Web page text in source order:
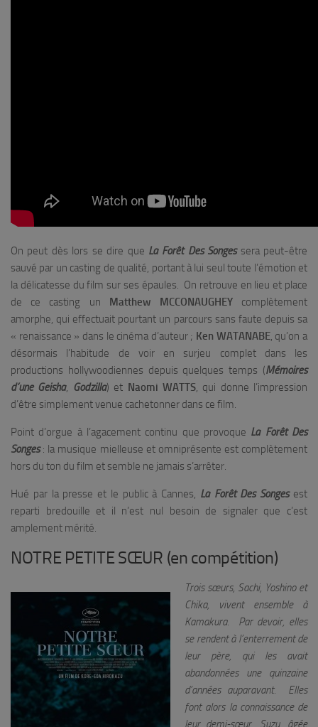
On peut dès lors se dire que La Forêt Des Songessera peut-être
sauvé par un casting de qualité, portant à lui seul toute l’émotion et
la délicatesse du film sur ses épaules. On retrouve en lieu et place
de ce casting un Matthew MCCONAUGHEYcomplètement
amorphe, qui effectuait pourtant un parcours sans faute depuis sa
« renaissance » dans le cinéma d’auteur ; Ken WATANABE, qu’on a
désormais l’habitude de voir en surjeu complet dans les
productions hollywoodiennes depuis quelques temps (Mémoires
d’une Geisha, Godzilla) et Naomi WATTS, qui donne l’impression
d’être simplement venue cachetonner dans ce film.
Point d’orgue à l’agacement continu que provoque La Forêt Des
Songes: la musique mielleuse et omniprésente est complètement
hors du ton du film et semble ne jamais s’arrêter.
Hué par la presse et le public à Cannes, La Forêt Des Songesest
reparti bredouille et il n’est nul besoin de signaler que c’est
amplement mérité.
NOTRE PETITE SŒUR (en compétition)
Trois sœurs, Sachi, Yoshino et
Chika, vivent ensemble à
Kamakura. Par devoir, elles
se rendent à l’enterrement de
leur père, qui les avait
abandonnées une quinzaine
d’années auparavant. Elles
font alors la connaissance de
leur demi-sœur, Suzu, âgée